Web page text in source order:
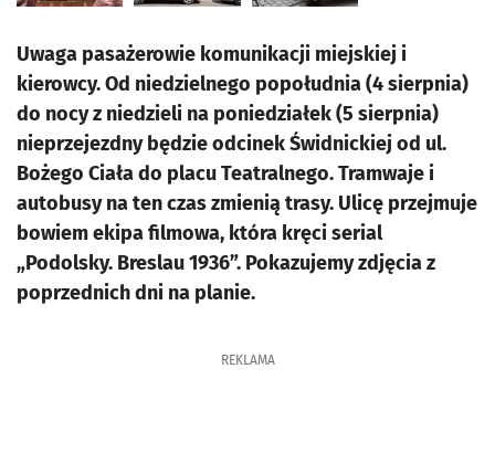
Uwaga pasażerowie komunikacji miejskiej i
kierowcy. Od niedzielnego popołudnia (4 sierpnia)
do nocy z niedzieli na poniedziałek (5 sierpnia)
nieprzejezdny będzie odcinek Świdnickiej od ul.
Bożego Ciała do placu Teatralnego. Tramwaje i
autobusy na ten czas zmienią trasy. Ulicę przejmuje
bowiem ekipa filmowa, która kręci serial
„Podolsky. Breslau 1936”. Pokazujemy zdjęcia z
poprzednich dni na planie.
REKLAMA